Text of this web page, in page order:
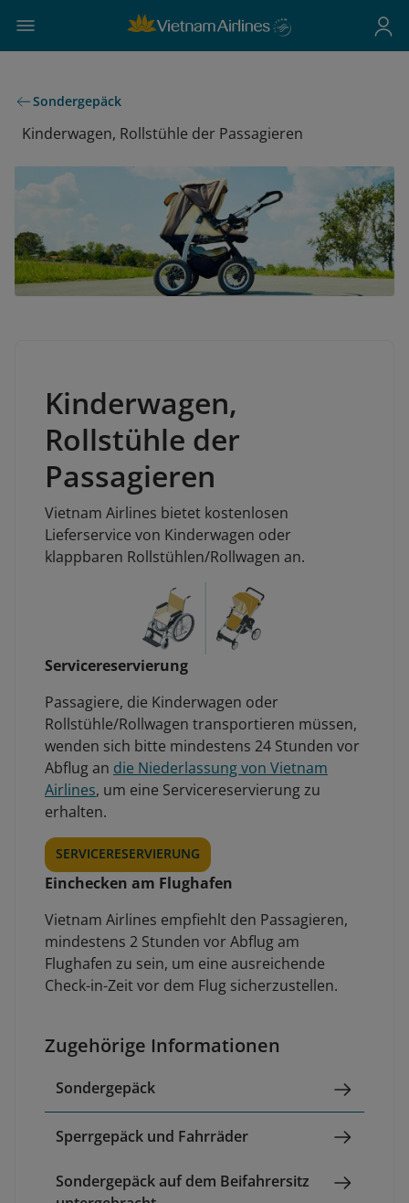
Sondergepäck
Kinderwagen, Rollstühle der Passagieren
Kinderwagen,
Rollstühle der
Passagieren
Vietnam Airlines bietet kostenlosen
Lieferservice von Kinderwagen oder
klappbaren Rollstühlen/Rollwagen an.
Servicereservierung
Passagiere, die Kinderwagen oder
Rollstühle/Rollwagen transportieren müssen,
wenden sich bitte mindestens 24 Stunden vor
Abflug an die Niederlassung von Vietnam
Airlines, um eine Servicereservierung zu
erhalten.
SERVICERESERVIERUNG
Einchecken am Flughafen
Vietnam Airlines empfiehlt den Passagieren,
mindestens 2 Stunden vor Abflug am
Flughafen zu sein, um eine ausreichende
Check-in-Zeit vor dem Flug sicherzustellen.
Zugehörige Informationen
Sondergepäck
Sperrgepäck und Fahrräder
Sondergepäck auf dem Beifahrersitz